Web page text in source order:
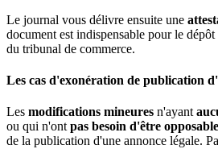
Le journal vous délivre ensuite une
document est indispensable pour le
du tribunal de commerce.
Les cas d'exonération de publication
Les modifications mineures n'ayant
ou qui n'ont pas besoin d'être
de la publication d'une annonce légale.